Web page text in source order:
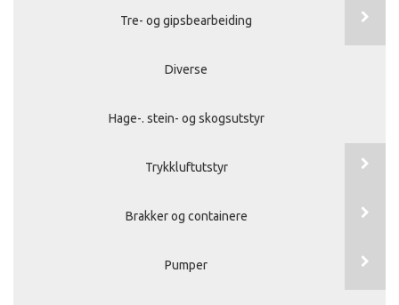
Tre- og gipsbearbeiding
Diverse
Hage-. stein- og skogsutstyr
Trykkluftutstyr
Brakker og containere
Pumper